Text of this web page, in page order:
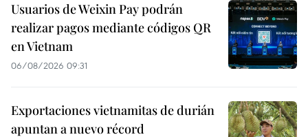
Usuarios de Weixin Pay podrán
realizar pagos mediante códigos QR
en Vietnam
06/08/2026 09:31
Exportaciones vietnamitas de durián
apuntan a nuevo récord